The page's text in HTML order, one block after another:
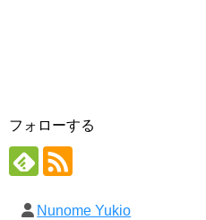
フォローする
Nunome Yukio